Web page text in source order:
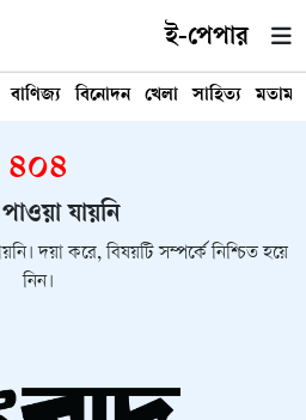
ই-পেপার
বাণিজ্য বিনোদন খেলা সাহিত্য মতামত
৪০৪
যায়নি
দয়া করে, বিষয়টি সম্পর্কে নিশ্চিত হয়ে
নিন।